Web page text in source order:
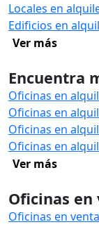
Locales en
Edificios en
Ver más
Encuentra
Oficinas en
Oficinas en
Oficinas en
Oficinas en
Ver más
Oficinas en
Oficinas en